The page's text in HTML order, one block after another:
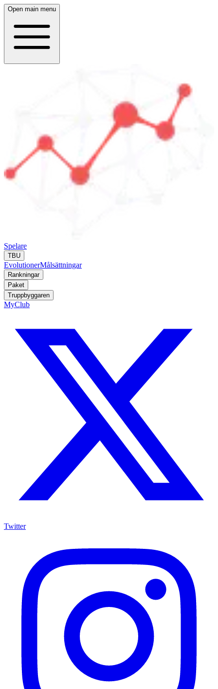
Open main menu
Spelare
TBU
EvolutionerMålsättningar
Rankningar
Paket
Truppbyggaren
MyClub
Twitter